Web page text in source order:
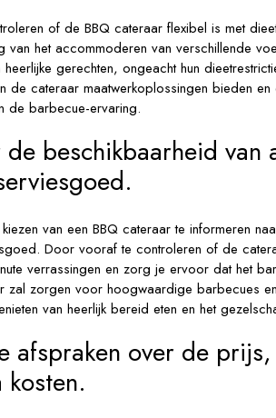
of de BBQ cateraar flexibel is met
van het accommoderen van verschillende
heerlijke gerechten, ongeacht hun
de cateraar maatwerkoplossingen bieden
de barbecue-ervaring.
beschikbaarheid van
van een BBQ cateraar te informeren
Door vooraf te controleren of de
verrassingen en zorg je ervoor dat het
zal zorgen voor hoogwaardige barbecues
van heerlijk bereid eten en het
afspraken over de
kosten.